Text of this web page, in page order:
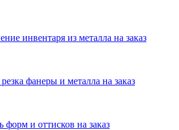
инвентаря из металла на заказ
фанеры и металла на заказ
форм и оттисков на заказ